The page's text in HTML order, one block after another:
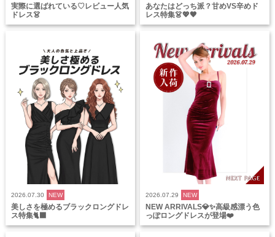
実際に選ばれている♡レビュー人気
ドレス👗
あなたはどっち派？甘めVS辛めド
レス特集👗💖🖤
2026.07.30 NEW
美しさを極めるブラックロングドレ
ス特集🐈‍⬛
2026.07.29 NEW
NEW ARRIVALS💎✨高級感漂う色
っぽロングドレスが登場❤️